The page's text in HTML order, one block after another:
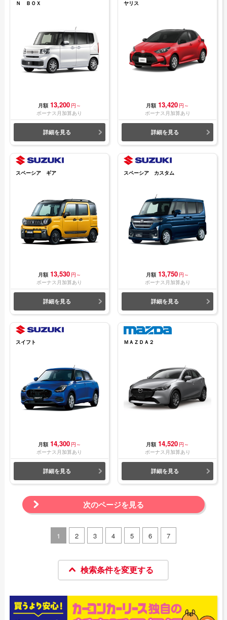
Ｎ ＢＯＸ
月額 13,200 円～
ボーナス月加算あり
詳細を見る
ヤリス
月額 13,420 円～
ボーナス月加算あり
詳細を見る
スペーシア ギア
月額 13,530 円～
ボーナス月加算あり
詳細を見る
スペーシア カスタム
月額 13,750 円～
ボーナス月加算あり
詳細を見る
スイフト
月額 14,300 円～
ボーナス月加算あり
詳細を見る
ＭＡＺＤＡ２
月額 14,520 円～
ボーナス月加算あり
詳細を見る
次のページを見る
1 2 3 4 5 6 7
検索条件を変更する